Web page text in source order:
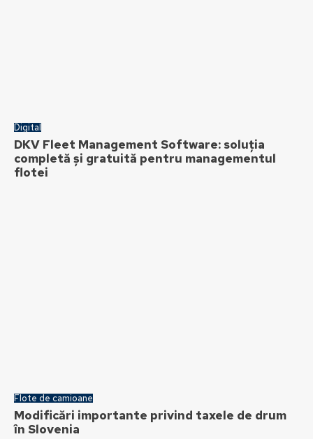
Digital
DKV Fleet Management Software: soluția
completă și gratuită pentru managementul
flotei
Flote de camioane
Modificări importante privind taxele de drum
în Slovenia